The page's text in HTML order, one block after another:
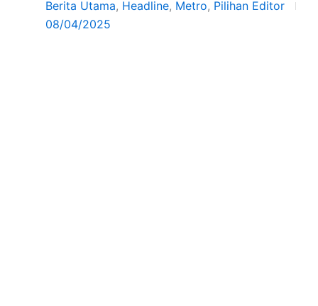
Berita Utama, Headline, Metro, Pilihan Editor
08/04/2025